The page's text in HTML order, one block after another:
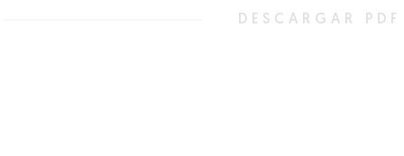
DESCARGAR PDF